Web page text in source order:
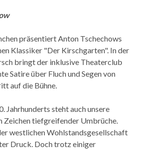
präsentiert Anton Tschechows
Klassiker "Der Kirschgarten". In der
bringt der inklusive Theaterclub
Satire über Fluch und Segen von
auf die Bühne.
Jahrhunderts steht auch unsere
Zeichen tiefgreifender Umbrüche.
westlichen Wohlstandsgesellschaft
Druck. Doch trotz einiger